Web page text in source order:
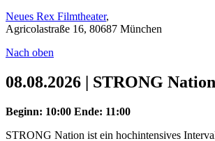
Neues Rex Filmtheater,
Agricolastraße 16, 80687 München
Nach oben
08.08.2026 | STRONG
Beginn: 10:00 Ende: 11:00
STRONG Nation ist ein hochintensives